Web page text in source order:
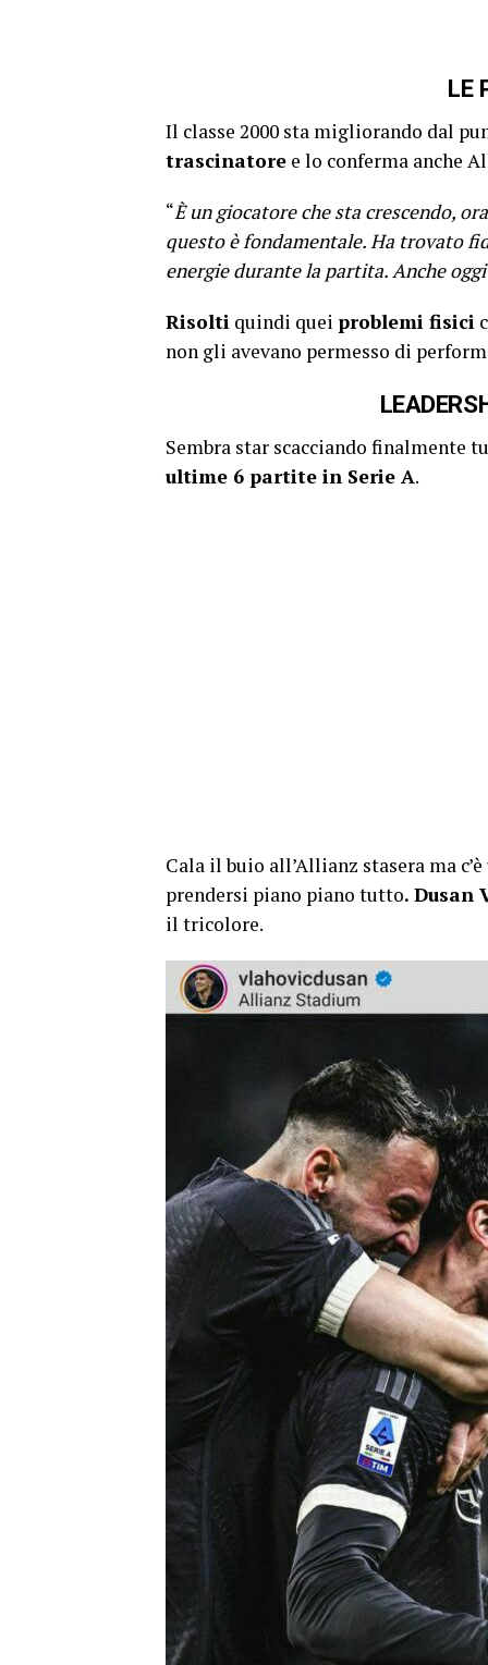
LE
Il classe 2000 sta migliorando dal
trascinatore e lo conferma anche
“È un giocatore che sta crescendo,
questo è fondamentale. Ha trovato
energie durante la partita. Anche
Risolti quindi quei problemi fisici
non gli avevano permesso di
Sembra star scacciando
ultime 6 partite in Serie A.
Cala il buio all’Allianz stasera ma
prendersi piano piano tutto. Dusan
il tricolore.